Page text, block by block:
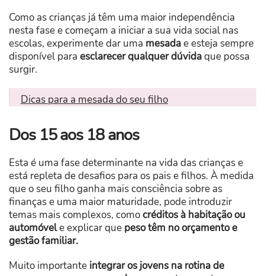
Como as crianças já têm uma maior independência
nesta fase e começam a iniciar a sua vida social nas
escolas, experimente dar uma mesadae esteja sempre
disponível para esclarecer qualquer dúvidaque possa
surgir.
​Dicas para a mesada do seu filho
Dos 15 aos 18 anos
Esta é uma fase determinante na vida das crianças e
está repleta de desafios para os pais e filhos. À medida
que o seu filho ganha mais consciência sobre as
finanças e uma maior maturidade, pode introduzir
temas mais complexos, comocréditos à habitação ou
automóvele explicar que peso têm no orçamento e
gestão familiar.
Muito importante integrar os jovens na rotina de